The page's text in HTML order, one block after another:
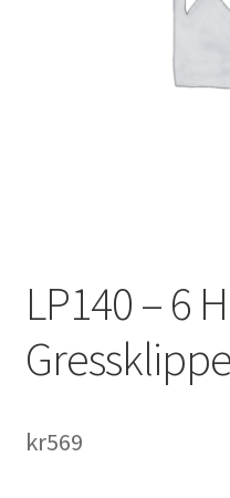
LP140 – 6
kr569